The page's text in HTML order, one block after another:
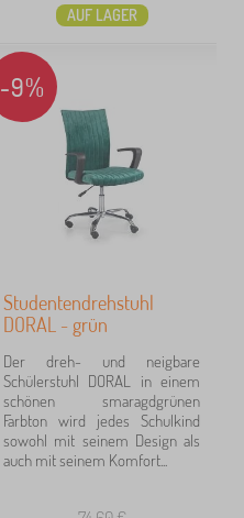
AUF LAGER
-9%
Studentendrehstuhl
DORAL - grün
Der dreh- und neigbare
Schülerstuhl DORAL in einem
schönen smaragdgrünen
Farbton wird jedes Schulkind
sowohl mit seinem Design als
auch mit seinem Komfort...